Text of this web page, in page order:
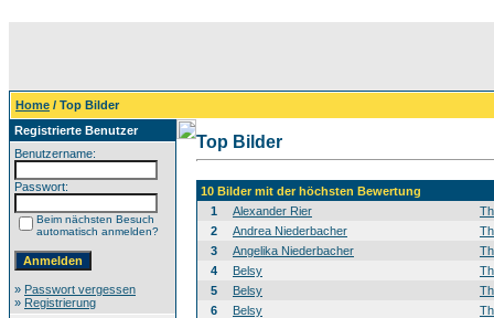
Home / Top Bilder
Registrierte Benutzer
Benutzername:
Passwort:
Beim nächsten Besuch
automatisch anmelden?
» Passwort vergessen
» Registrierung
Top Bilder
10 Bilder mit der höchsten Bewertung
1
Alexander Rier
2
Andrea Niederbacher
3
Angelika Niederbacher
4
Belsy
5
Belsy
6
Belsy